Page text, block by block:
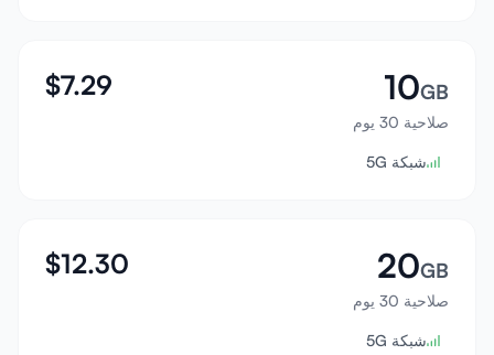
10GB
صلاحية 30 يوم
$7.29
شبكة 5G
20GB
صلاحية 30 يوم
$12.30
شبكة 5G